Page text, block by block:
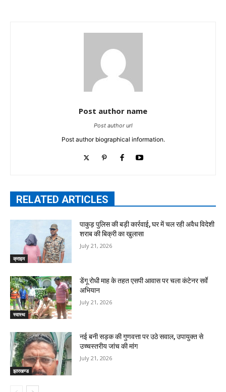
Post author name
Post author url
Post author biographical information.
RELATED ARTICLES
क्राइम
पाकुड़ पुलिस की बड़ी कार्रवाई, घर में चल रही अवैध विदेशी
शराब की बिक्री का खुलासा
July 21, 2026
स्वास्थ
डेंगू रोधी माह के तहत एसपी आवास पर चला कंटेनर सर्वे
अभियान
July 21, 2026
झारखण्ड
नई बनी सड़क की गुणवत्ता पर उठे सवाल, उपायुक्त से
उच्चस्तरीय जांच की मांग
July 21, 2026